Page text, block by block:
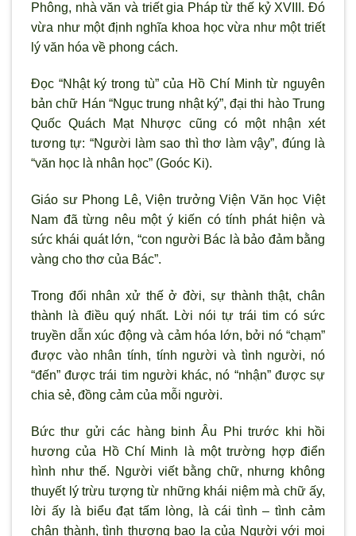
Phông, nhà văn và triết gia Pháp từ thế kỷ XVIII. Đó
vừa như một định nghĩa khoa học vừa như một triết
lý văn hóa về phong cách.
Đọc “Nhật ký trong tù” của Hồ Chí Minh từ nguyên
bản chữ Hán “Ngục trung nhật ký”, đại thi hào Trung
Quốc Quách Mạt Nhược cũng có một nhận xét
tương tự: “Người làm sao thì thơ làm vậy”, đúng là
“văn học là nhân học” (Goóc Ki).
Giáo sư Phong Lê, Viện trưởng Viện Văn học Việt
Nam đã từng nêu một ý kiến có tính phát hiện và
sức khái quát lớn, “con người Bác là bảo đảm bằng
vàng cho thơ của Bác”.
Trong đối nhân xử thế ở đời, sự thành thật, chân
thành là điều quý nhất. Lời nói tự trái tim có sức
truyền dẫn xúc động và cảm hóa lớn, bởi nó “chạm”
được vào nhân tính, tính người và tình người, nó
“đến” được trái tim người khác, nó “nhận” được sự
chia sẻ, đồng cảm của mỗi người.
Bức thư gửi các hàng binh Âu Phi trước khi hồi
hương của Hồ Chí Minh là một trường hợp điển
hình như thế. Người viết bằng chữ, nhưng không
thuyết lý trừu tượng từ những khái niệm mà chữ ấy,
lời ấy là biểu đạt tấm lòng, là cái tình – tình cảm
chân thành, tình thương bao la của Người với mọi